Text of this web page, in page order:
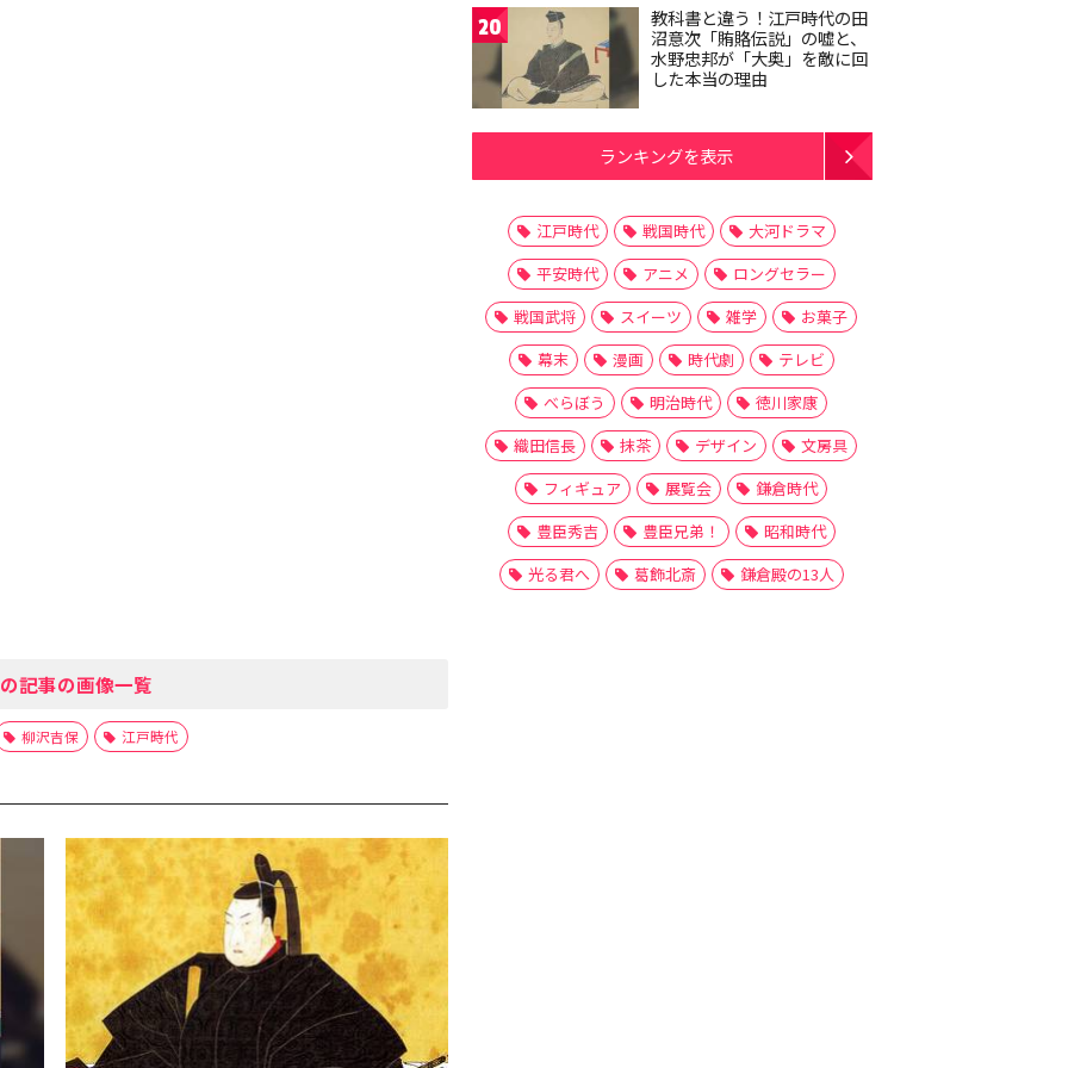
記事の画像一覧
柳沢吉保 江戸時代
20
教科書と違う！江戸時代の田
沼意次「賄賂伝説」の嘘と、
水野忠邦が「大奥」を敵に回
した本当の理由
ランキングを表示
江戸時代 戦国時代
大河ドラマ
平安時代
アニメ
ロングセラー
戦国武将
スイーツ 雑学
お菓子
幕末
漫画 時代劇
テレビ
べらぼう
明治時代
徳川家康
織田信長
抹茶 デザイン
文房具
フィギュア
展覧会
鎌倉時代
豊臣秀吉
豊臣兄弟！
昭和時代
光る君へ
葛飾北斎 鎌倉殿の13人